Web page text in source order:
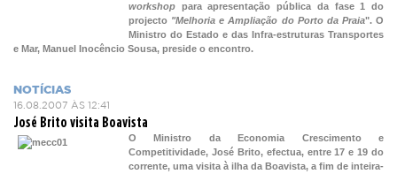
workshop para apresentação pública da fase 1 do
projecto "Melhoria e Ampliação do Porto da Praia". O
Ministro do Estado e das Infra-estruturas Transportes
e Mar, Manuel Inocêncio Sousa, preside o encontro.
NOTÍCIAS
16.08.2007 ÀS 12:41
José Brito visita Boavista
O Ministro da Economia Crescimento e
Competitividade, José Brito, efectua, entre 17 e 19 do
corrente, uma visita à ilha da Boavista, a fim de inteira-